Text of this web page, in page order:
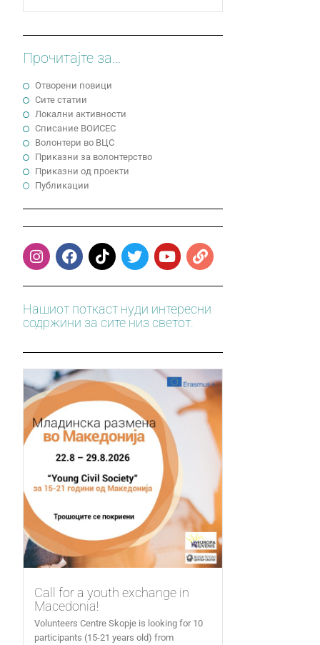
Прочитајте за...
Отворени повици
Сите статии
Локални активности
Cписание ВОИСЕС
Волонтери во ВЦС
Приказни за волонтерство
Приказни од проекти
Публикации
Нашиот поткаст нуди интересни
содржини за сите низ светот.
Call for a youth exchange in
Macedonia!
Volunteers Centre Skopje is looking for 10
participants (15-21 years old) from